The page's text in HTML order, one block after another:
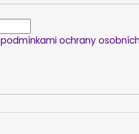
podmínkami ochrany